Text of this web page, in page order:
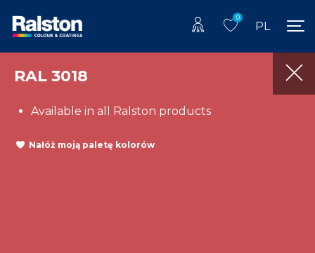
0
PL
RAL 3018
Available in all Ralston products
Nałóż moją paletę kolorów